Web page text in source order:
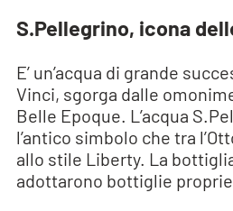
S.Pellegrino, icona
E’ un’acqua di grande
Vinci, sgorga dalle
Belle Epoque. L’acqua
l’antico simbolo che tra
allo stile Liberty. La
adottarono bottiglie